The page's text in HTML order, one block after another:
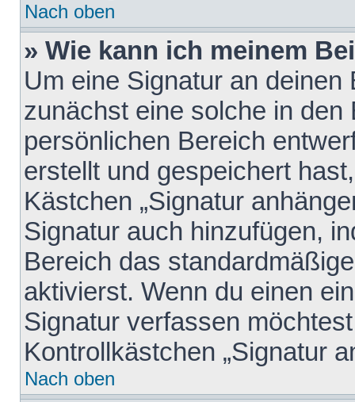
Nach oben
» Wie kann ich meinem
Um eine Signatur an
zunächst eine solche in den
persönlichen Bereich
erstellt und gespeichert
Kästchen „Signatur
Signatur auch hinzufügen,
Bereich das
aktivierst. Wenn du einen
Signatur verfassen
Kontrollkästchen „Signatur
Nach oben